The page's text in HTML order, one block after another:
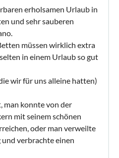
erholsamen Urlaub in
und sehr sauberen
müssen wirklich extra
in einem Urlaub so gut
wir für uns alleine hatten)
man konnte von der
mit seinem schönen
oder man verweilte
verbrachte einen